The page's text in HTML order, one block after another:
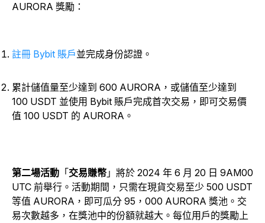
AURORA 獎勵：
註冊 Bybit 賬戶並完成身份認證。
累計儲值量至少達到 600 AURORA，或儲值至少達到
100 USDT 並使用 Bybit 賬戶完成首次交易，即可交易價
值 100 USDT 的 AURORA。
第二場活動 「交易賺幣 」將於 2024 年 6 月 20 日 9AM00
UTC 前舉行。活動期間，只需在現貨交易至少 500 USDT
等值 AURORA，即可瓜分 95，000 AURORA 獎池。交
易次數越多，在獎池中的份額就越大。每位用戶的獎勵上